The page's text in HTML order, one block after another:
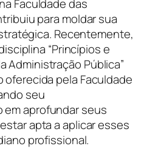
Faculdade das
para moldar sua
Recentemente,
“Princípios e
Administração Pública”
oferecida pela Faculdade
seu
aprofundar seus
apta a aplicar esses
profissional.